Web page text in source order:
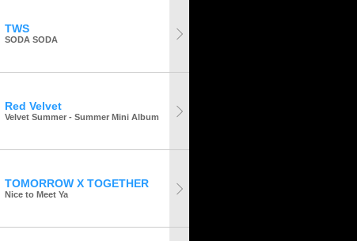
TWS
SODA SODA
Red Velvet
Velvet Summer - Summer Mini Album
TOMORROW X TOGETHER
Nice to Meet Ya